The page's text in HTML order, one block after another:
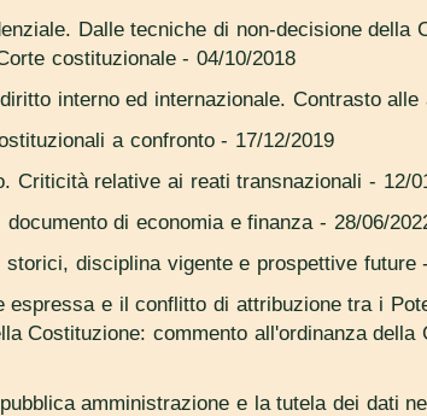
Dalle tecniche di non-decisione della
costituzionale- 04/10/2018
interno ed internazionale. Contrasto alle
a confronto- 17/12/2019
Criticità relative ai reati transnazionali - 12/
di economia e finanza - 28/06/
disciplina vigente e prospettive future-
espressa e il conflitto di attribuzione tra i
Costituzione: commento all'ordinanza della
amministrazione e la tutela dei dati